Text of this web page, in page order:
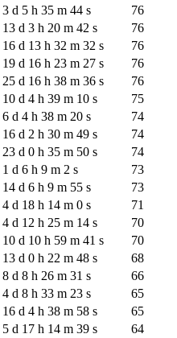
3 d 5 h 35 m 44 s
76
13 d 3 h 20 m 42 s
76
16 d 13 h 32 m 32 s
76
19 d 16 h 23 m 27 s
76
25 d 16 h 38 m 36 s
76
10 d 4 h 39 m 10 s
75
6 d 4 h 38 m 20 s
74
16 d 2 h 30 m 49 s
74
23 d 0 h 35 m 50 s
74
1 d 6 h 9 m 2 s
73
14 d 6 h 9 m 55 s
73
4 d 18 h 14 m 0 s
71
4 d 12 h 25 m 14 s
70
10 d 10 h 59 m 41 s
70
13 d 0 h 22 m 48 s
68
8 d 8 h 26 m 31 s
66
4 d 8 h 33 m 23 s
65
16 d 4 h 38 m 58 s
65
5 d 17 h 14 m 39 s
64